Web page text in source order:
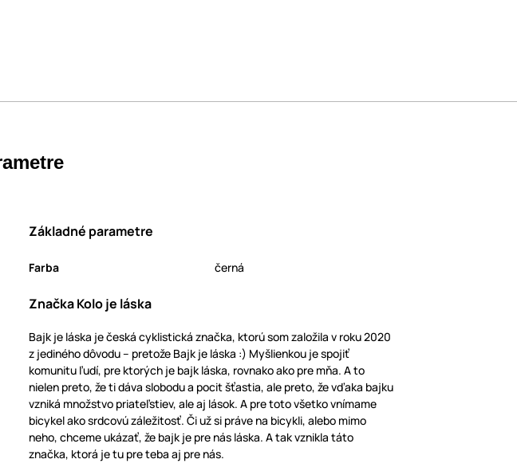
Základné parametre
Farba černá
Značka Kolo je láska
Bajk je láska je česká cyklistická značka, ktorú som založila v roku 2020
z jediného dôvodu – pretože Bajk je láska :) Myšlienkou je spojiť
komunitu ľudí, pre ktorých je bajk láska, rovnako ako pre mňa. A to
nielen preto, že ti dáva slobodu a pocit šťastia, ale preto, že vďaka bajku
vzniká množstvo priateľstiev, ale aj lások. A pre toto všetko vnímame
bicykel ako srdcovú záležitosť. Či už si práve na bicykli, alebo mimo
neho, chceme ukázať, že bajk je pre nás láska. A tak vznikla táto
značka, ktorá je tu pre teba aj pre nás.